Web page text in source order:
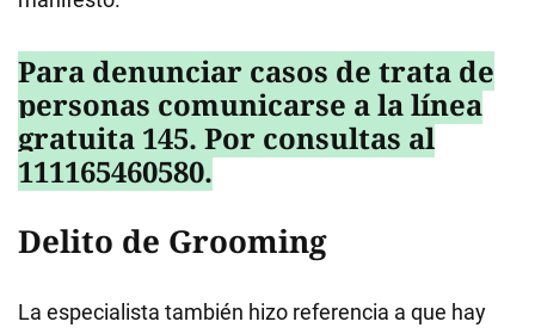
Para denunciar casos de trata de
personas comunicarse a la línea
gratuita 145. Por consultas al
111165460580.
Delito de Grooming
La especialista también hizo referencia a que hay